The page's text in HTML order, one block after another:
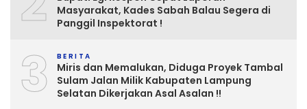
Masyarakat, Kades Sabah Balau Segera di
Panggil Inspektorat !
3 BERITA
Miris dan Memalukan, Diduga Proyek Tambal
Sulam Jalan Milik Kabupaten Lampung
Selatan Dikerjakan Asal Asalan !!